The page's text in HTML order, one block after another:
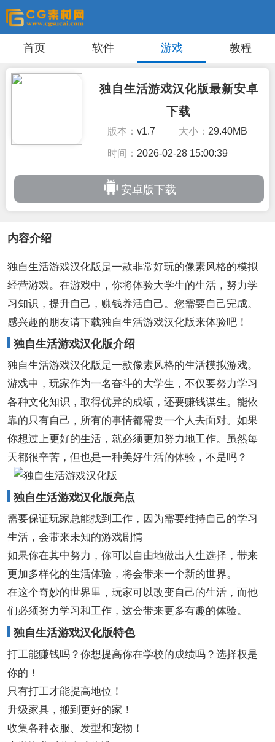
首页 软件 游戏 教程
独自生活游戏汉化版最新安卓
下载
版本： v1.7 大小： 29.40MB
时间： 2026-02-28 15:00:39
安卓版下载
内容介绍
独自生活游戏汉化版是一款非常好玩的像素风格的模拟
经营游戏。在游戏中，你将体验大学生的生活，努力学
习知识，提升自己，赚钱养活自己。您需要自己完成。
感兴趣的朋友请下载独自生活游戏汉化版来体验吧！
独自生活游戏汉化版介绍
独自生活游戏汉化版是一款像素风格的生活模拟游戏。
游戏中，玩家作为一名奋斗的大学生，不仅要努力学习
各种文化知识，取得优异的成绩，还要赚钱谋生。能依
靠的只有自己，所有的事情都需要一个人去面对。如果
你想过上更好的生活，就必须更加努力地工作。虽然每
天都很辛苦，但也是一种美好生活的体验，不是吗？
独自生活游戏汉化版亮点
需要保证玩家总能找到工作，因为需要维持自己的学习
生活，会带来未知的游戏剧情
如果你在其中努力，你可以自由地做出人生选择，带来
更加多样化的生活体验，将会带来一个新的世界。
在这个奇妙的世界里，玩家可以改变自己的生活，而他
们必须努力学习和工作，这会带来更多有趣的体验。
独自生活游戏汉化版特色
打工能赚钱吗？你想提高你在学校的成绩吗？选择权是
你的！
只有打工才能提高地位！
升级家具，搬到更好的家！
收集各种衣服、发型和宠物！